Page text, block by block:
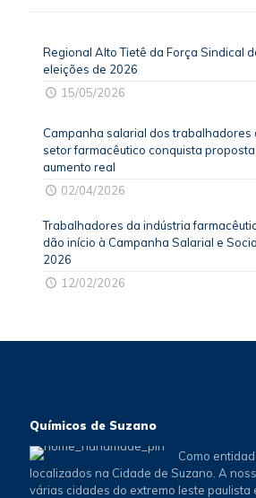
Regional Alto Tietê da Força Sindical
eleições de 2026
15/05/2026
Campanha salarial dos trabalhadores
setor farmacêutico conquista proposta
aumento real
02/04/2026
Trabalhadores da indústria
dão início à Campanha Salarial e
2026
12/02/2026
Químicos de Suzano
Como
localizados na Cidade de Suzano. A
várias cidades do extremo leste paulista